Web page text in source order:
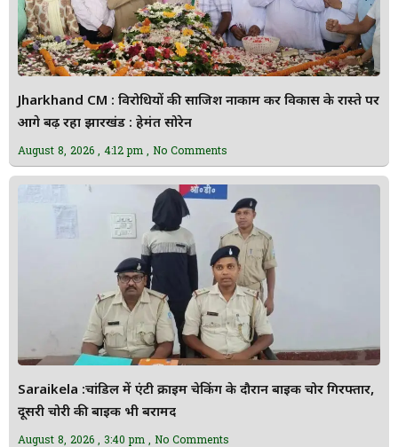
Jharkhand CM : विरोधियों की साजिश नाकाम कर विकास के रास्ते पर
आगे बढ़ रहा झारखंड : हेमंत सोरेन
August 8, 2026 4:12 pm No Comments
Saraikela :चांडिल में एंटी क्राइम चेकिंग के दौरान बाइक चोर गिरफ्तार,
दूसरी चोरी की बाइक भी बरामद
August 8, 2026 3:40 pm No Comments